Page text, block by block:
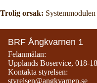
Trolig orsak:
BRF Ångkvarnen 1
Felanmälan:
Upplands Boservice, 018-
Kontakta styrelsen:
styrelsen@angkvarnen.se